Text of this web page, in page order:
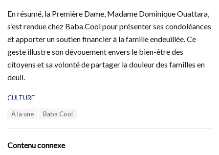
En résumé, la Première Dame, Madame Dominique Ouattara,
s’est rendue chez Baba Cool pour présenter ses condoléances
et apporter un soutien financier à la famille endeuillée. Ce
geste illustre son dévouement envers le bien-être des
citoyens et sa volonté de partager la douleur des familles en
deuil.
C
o
r
CULTURE
:
A la une Baba Cool
Contenu connexe